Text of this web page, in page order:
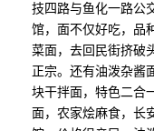
技四路与鱼化一路公
馆，面不仅好吃，品
菜面，去回民街挤破
正宗。还有油泼杂酱
块干拌面，特色二合
面，农家烩麻食，长